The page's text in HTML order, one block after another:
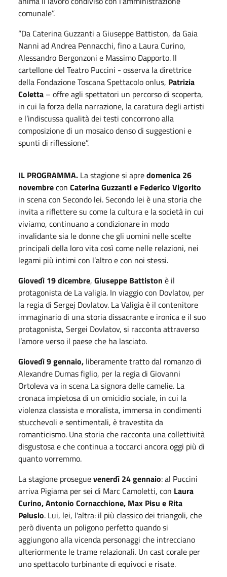
comunale”.
“Da Caterina Guzzanti a Giuseppe Battiston, da Gaia
Nanni ad Andrea Pennacchi, fino a Laura Curino,
Alessandro Bergonzoni e Massimo Dapporto. Il
cartellone del Teatro Puccini - osserva la direttrice
della Fondazione Toscana Spettacolo onlus, Patrizia
Coletta – offre agli spettatori un percorso di scoperta,
in cui la forza della narrazione, la caratura degli artisti
e l’indiscussa qualità dei testi concorrono alla
composizione di un mosaico denso di suggestioni e
spunti di riflessione”.
IL PROGRAMMA. La stagione si apredomenica 26
novembrecon Caterina Guzzanti e Federico Vigorito
in scena con Secondo lei. Secondo lei è una storia che
invita a riflettere su come la cultura e la società in cui
viviamo, continuano a condizionare in modo
invalidante sia le donne che gli uomini nelle scelte
principali della loro vita così come nelle relazioni, nei
legami più intimi con l’altro e con noi stessi.
Giovedì 19 dicembre, Giuseppe Battiston è il
protagonista de La valigia. In viaggio con Dovlatov, per
la regia di Sergej Dovlatov. La Valigia è il contenitore
immaginario di una storia dissacrante e ironica e il suo
protagonista, Sergei Dovlatov, si racconta attraverso
l’amore verso il paese che ha lasciato.
Giovedì 9 gennaio, liberamente tratto dal romanzo di
Alexandre Dumas figlio, per la regia di Giovanni
Ortoleva va in scena La signora delle camelie. La
cronaca impietosa di un omicidio sociale, in cui la
violenza classista e moralista, immersa in condimenti
stucchevoli e sentimentali, è travestita da
romanticismo. Una storia che racconta una collettività
disgustosa e che continua a toccarci ancora oggi più di
quanto vorremmo.
La stagione proseguevenerdì 24 gennaio: al Puccini
arriva Pigiama per sei di Marc Camoletti, con Laura
Curino, Antonio Cornacchione, Max Pisu e Rita
Pelusio. Lui, lei, l'altra: il più classico dei triangoli, che
però diventa un poligono perfetto quando si
aggiungono alla vicenda personaggi che intrecciano
ulteriormente le trame relazionali. Un cast corale per
uno spettacolo turbinante di equivoci e risate.